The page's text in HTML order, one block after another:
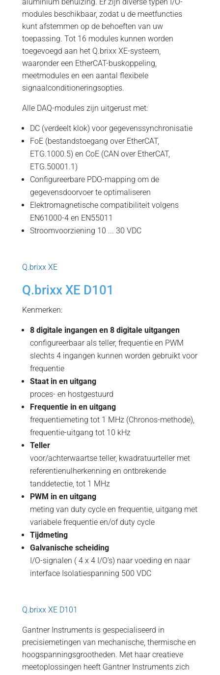
modules beschikbaar, zodat u de meetfuncties
kunt afstemmen op de behoeften van uw
toepassing. Tot 16 modules kunnen worden
toegevoegd aan het Q.brixx XE-systeem,
waaronder een EtherCAT-buskoppeling,
meetmodules en een aantal flexibele
signaalconditioneringsopties.
Alle DAQ-modules zijn uitgerust met:
DC (verdeelt klok) voor gegevenssynchronisatie
FoE (bestandstoegang over EtherCAT,
ETG.1000.5) en CoE (CAN over EtherCAT,
ETG.50001.1)
Configureerbare PDO-mapping om de
gegevensdoorvoer te optimaliseren
Elektromagnetische compatibiliteit volgens
EN61000-4 en EN55011
Stroomvoorziening 10 ... 30 VDC
Q.brixx XE
Q.brixx XE D101
Kenmerken:
8 digitale ingangen en 8 digitale uitgangen
configureerbaar als teller, frequentie en PWM
slechts 4 ingangen kunnen worden gebruikt voor
frequentie
Staat in en uitgang
proces- en hostgestuurd
Frequentie in en uitgang
frequentiemeting tot 1 MHz (Chronos-methode),
frequentie-uitgang tot 10 kHz
Teller
voor/achterwaartse teller, kwadratuurteller met
referentienulherkenning en ontbrekende
tanddetectie, tot 1 MHz
PWM in en uitgang
meting van duty cycle en frequentie, uitgang met
variabele frequentie en/of duty cycle
Tijdmeting
Galvanische scheiding
I/O-signalen ( 4 x 4 I/O's) naar voeding en naar
interface Isolatiespanning 500 VDC
Q.brixx XE D101
Gantner Instruments is gespecialiseerd in
precisiemetingen van mechanische, thermische en
hoogspanningsgrootheden. Met haar creatieve
meetoplossingen heeft Gantner Instruments zich